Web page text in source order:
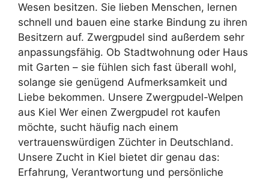
Wesen besitzen. Sie lieben Menschen, lernen
schnell und bauen eine starke Bindung zu ihren
Besitzern auf. Zwergpudel sind außerdem sehr
anpassungsfähig. Ob Stadtwohnung oder Haus
mit Garten – sie fühlen sich fast überall wohl,
solange sie genügend Aufmerksamkeit und
Liebe bekommen. Unsere Zwergpudel-Welpen
aus Kiel Wer einen Zwergpudel rot kaufen
möchte, sucht häufig nach einem
vertrauenswürdigen Züchter in Deutschland.
Unsere Zucht in Kiel bietet dir genau das:
Erfahrung, Verantwortung und persönliche